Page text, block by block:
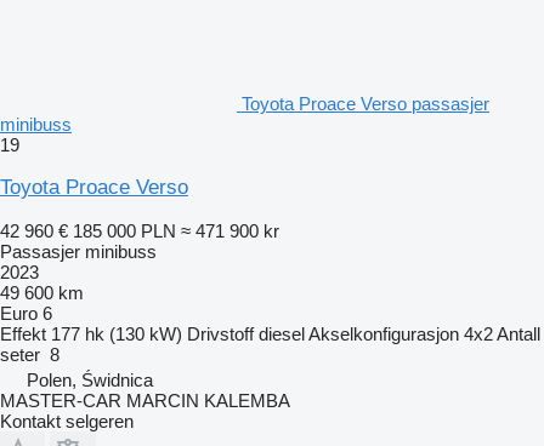
Toyota Proace Verso passasjer
minibuss
19
Toyota Proace Verso
42 960 € 185 000 PLN ≈ 471 900 kr
Passasjer minibuss
2023
49 600 km
Euro 6
Effekt 177 hk (130 kW) Drivstoff dieselAkselkonfigurasjon 4x2Antall
seter 8
Polen, Świdnica
MASTER-CAR MARCIN KALEMBA
Kontakt selgeren